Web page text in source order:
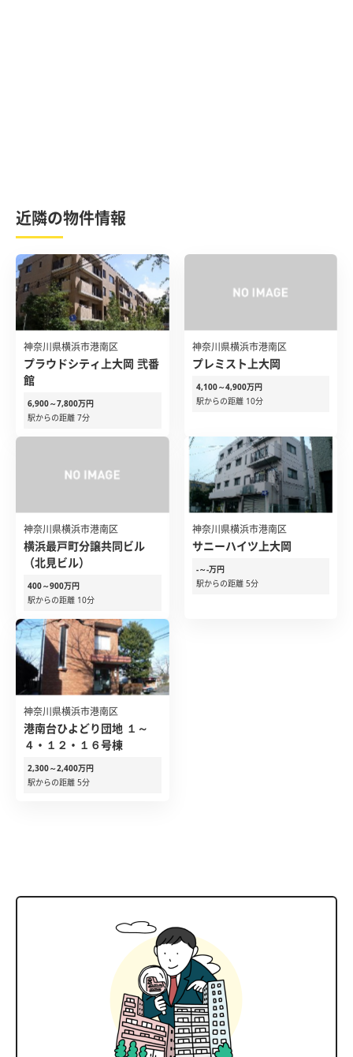
近隣の物件情報
神奈川県横浜市港南区
プラウドシティ上大岡 弐番
館
6,900～7,800万円
駅からの距離 7分
神奈川県横浜市港南区
プレミスト上大岡
4,100～4,900万円
駅からの距離 10分
神奈川県横浜市港南区
横浜最戸町分譲共同ビル
（北見ビル）
400～900万円
駅からの距離 10分
神奈川県横浜市港南区
サニーハイツ上大岡
-～-万円
駅からの距離 5分
神奈川県横浜市港南区
港南台ひよどり団地 １～
４・１２・１６号棟
2,300～2,400万円
駅からの距離 5分